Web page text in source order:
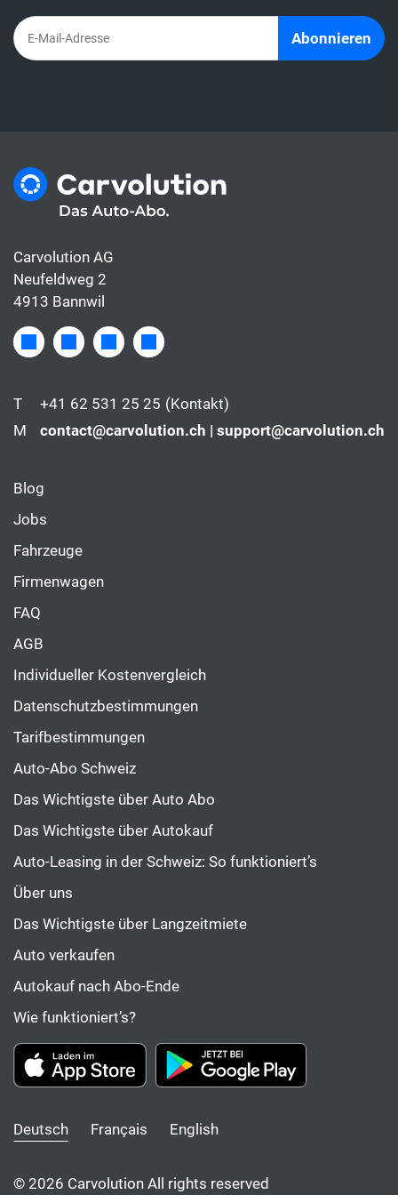
deckt meist nur die Finanzierung.
Abonnieren
Carvolution AG
Neufeldweg 2
4913 Bannwil
T +41 62 531 25 25 (Kontakt)
M
contact@carvolution.ch | support@carvolution.ch
Blog
Jobs
Fahrzeuge
Firmenwagen
FAQ
AGB
Individueller Kostenvergleich
Datenschutzbestimmungen
Tarifbestimmungen
Auto-Abo Schweiz
Das Wichtigste über Auto Abo
Das Wichtigste über Autokauf
Auto-Leasing in der Schweiz: So funktioniert’s
Über uns
Das Wichtigste über Langzeitmiete
Auto verkaufen
Autokauf nach Abo-Ende
Wie funktioniert’s?
Deutsch Français English
© 2026 Carvolution All rights reserved